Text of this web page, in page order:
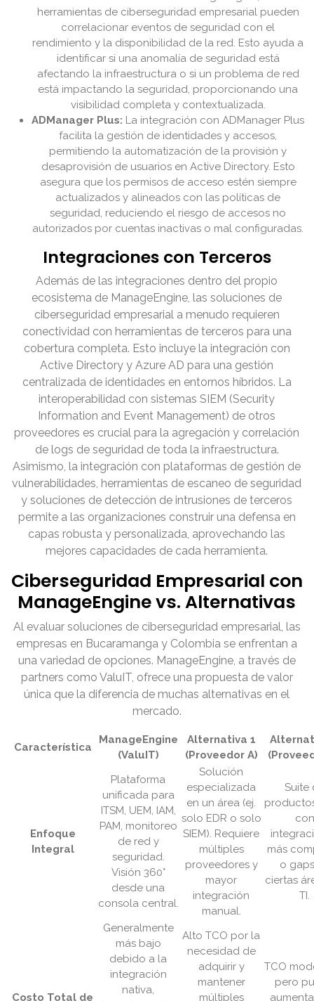
herramientas de ciberseguridad empresarial pueden
correlacionar eventos de seguridad con el
rendimiento y la disponibilidad de la red. Esto ayuda a
identificar si una anomalía de seguridad está
afectando la infraestructura o si un problema de red
está impactando la seguridad, proporcionando una
visibilidad completa y contextualizada.
ADManager Plus: La integración con ADManager Plus
facilita la gestión de identidades y accesos,
permitiendo la automatización de la provisión y
desaprovisión de usuarios en Active Directory. Esto
asegura que los permisos de acceso estén siempre
actualizados y alineados con las políticas de
seguridad, reduciendo el riesgo de accesos no
autorizados por cuentas inactivas o mal configuradas.
Integraciones con Terceros
Además de las integraciones dentro del propio
ecosistema de ManageEngine, las soluciones de
ciberseguridad empresarial a menudo requieren
conectividad con herramientas de terceros para una
cobertura completa. Esto incluye la integración con
Active Directory y Azure AD para una gestión
centralizada de identidades en entornos híbridos. La
interoperabilidad con sistemas SIEM (Security
Information and Event Management) de otros
proveedores es crucial para la agregación y correlación
de logs de seguridad de toda la infraestructura.
Asimismo, la integración con plataformas de gestión de
vulnerabilidades, herramientas de escaneo de seguridad
y soluciones de detección de intrusiones de terceros
permite a las organizaciones construir una defensa en
capas robusta y personalizada, aprovechando las
mejores capacidades de cada herramienta.
Ciberseguridad Empresarial con
ManageEngine vs. Alternativas
Al evaluar soluciones de ciberseguridad empresarial, las
empresas en Bucaramanga y Colombia se enfrentan a
una variedad de opciones. ManageEngine, a través de
partners como ValuIT, ofrece una propuesta de valor
única que la diferencia de muchas alternativas en el
mercado.
Característica
ManageEngine
(ValuIT)
Alternativa 1
(Proveedor A)
Enfoque
Integral
Plataforma
unificada para
ITSM, UEM, IAM,
PAM, monitoreo
de red y
seguridad.
Visión 360°
desde una
consola central.
Solución
especializada
en un área (ej.
solo EDR o solo
SIEM). Requiere
múltiples
proveedores y
mayor
integración
manual.
Suite
con
más
o
ciertas
TI.
Costo Total de
Generalmente
más bajo
debido a la
integración
nativa,
Alto TCO por la
necesidad de
adquirir y
mantener
múltiples
TCO
pero